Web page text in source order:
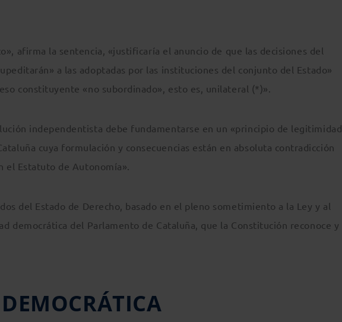
afirma la sentencia, «justificaría el anuncio de que las decisiones del
a las adoptadas por las instituciones del conjunto del Estado»
constituyente «no subordinado», esto es, unilateral (*)».
independentista debe fundamentarse en un «principio de legitimidad
cuya formulación y consecuencias están en absoluta contradicción
el Estatuto de Autonomía».
del Estado de Derecho, basado en el pleno sometimiento a la Ley y al
democrática del Parlamento de Cataluña, que la Constitución reconoce y